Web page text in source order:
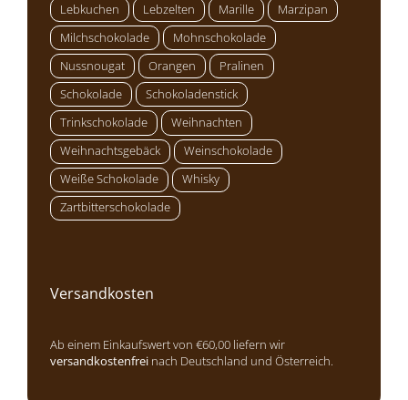
Lebkuchen
Lebzelten Marille
Marzipan
Milchschokolade
Mohnschokolade
Nussnougat
Orangen
Pralinen
Schokolade
Schokoladenstick
Trinkschokolade
Weihnachten
Weihnachtsgebäck
Weinschokolade
Weiße Schokolade
Whisky
Zartbitterschokolade
Versandkosten
Ab einem Einkaufswert von €60,00 liefern wir
versandkostenfrei nach Deutschland und Österreich.